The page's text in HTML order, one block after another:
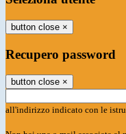
button close ×
Recupero password
button close ×
all'indirizzo indicato con le